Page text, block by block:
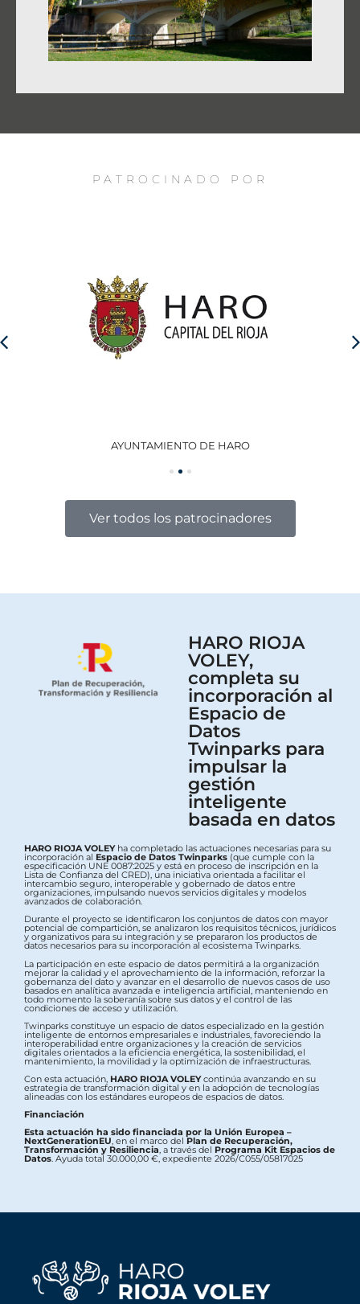
PATROCINADO POR
AYUNTAMIENTO DE HARO
Ver todos los patrocinadores
HARO RIOJA
VOLEY,
completa su
incorporación al
Espacio de
Datos
Twinparks para
impulsar la
gestión
inteligente
basada en datos
HARO RIOJA VOLEYha completado las actuaciones necesarias para su
incorporación al Espacio de Datos Twinparks (que cumple con la
especificación UNE 0087:2025 y está en proceso de inscripción en la
Lista de Confianza del CRED), una iniciativa orientada a facilitar el
intercambio seguro, interoperable y gobernado de datos entre
organizaciones, impulsando nuevos servicios digitales y modelos
avanzados de colaboración.
Durante el proyecto se identificaron los conjuntos de datos con mayor
potencial de compartición, se analizaron los requisitos técnicos, jurídicos
y organizativos para su integración y se prepararon los productos de
datos necesarios para su incorporación al ecosistema Twinparks.
La participación en este espacio de datos permitirá a la organización
mejorar la calidad y el aprovechamiento de la información, reforzar la
gobernanza del dato y avanzar en el desarrollo de nuevos casos de uso
basados en analítica avanzada e inteligencia artificial, manteniendo en
todo momento la soberanía sobre sus datos y el control de las
condiciones de acceso y utilización.
Twinparks constituye un espacio de datos especializado en la gestión
inteligente de entornos empresariales e industriales, favoreciendo la
interoperabilidad entre organizaciones y la creación de servicios
digitales orientados a la eficiencia energética, la sostenibilidad, el
mantenimiento, la movilidad y la optimización de infraestructuras.
Con esta actuación, HARO RIOJA VOLEYcontinúa avanzando en su
estrategia de transformación digital y en la adopción de tecnologías
alineadas con los estándares europeos de espacios de datos.
Financiación
Esta actuación ha sido financiada por la Unión Europea –
NextGenerationEU, en el marco del Plan de Recuperación,
Transformación y Resiliencia, a través del Programa Kit Espacios de
Datos. Ayuda total 30.000,00 €, expediente 2026/C055/05817025